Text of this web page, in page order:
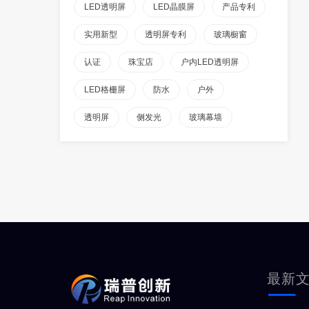
LED透明屏 LED晶膜屏 产品专利
实用新型 透明屏专利 玻璃橱窗
认证 珠宝店 户内LED透明屏
LED格栅屏 防水 户外
透明屏 侧发光 玻璃幕墙
最新